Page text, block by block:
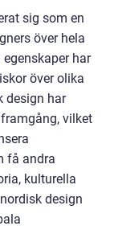
sig som en
över hela
har
över olika
design har
vilket
få andra
kulturella
design